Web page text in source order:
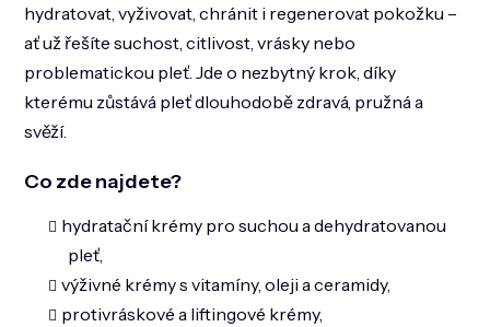
p
r
v
k
v
hydratovat, vyživovat, chránit i regenerovat pokožku –
ať už řešíte suchost, citlivost, vrásky nebo
problematickou pleť. Jde o nezbytný krok, díky
kterému zůstává pleť dlouhodobě zdravá, pružná a
svěží.
Co zde najdete?
hydratační krémy pro suchou a dehydratovanou
pleť,
výživné krémy s vitamíny, oleji a ceramidy,
protivráskové a liftingové krémy,